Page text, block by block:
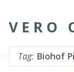
VERO
Tag: Biohof